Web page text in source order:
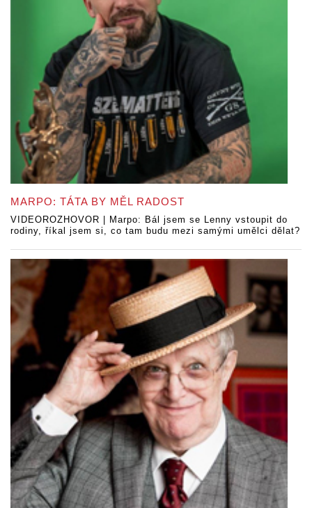
MARPO: TÁTA BY MĚL RADOST
VIDEOROZHOVOR | Marpo: Bál jsem se Lenny vstoupit do
rodiny, říkal jsem si, co tam budu mezi samými umělci dělat?